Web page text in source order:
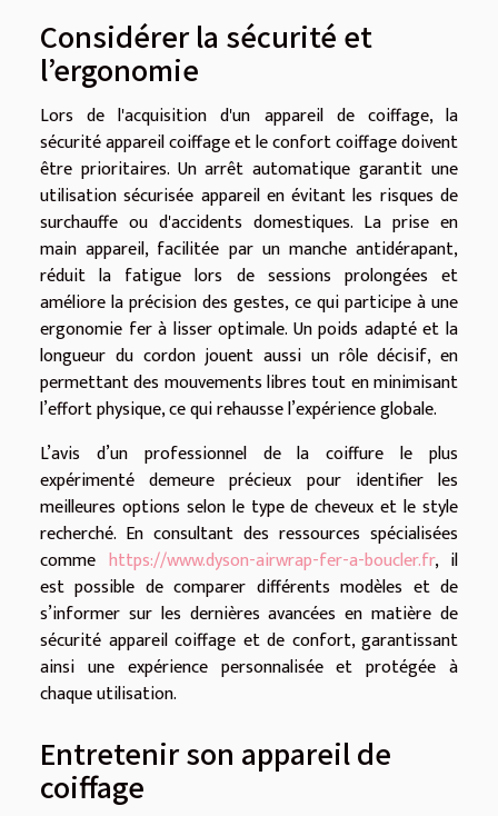
Considérer la sécurité et
l’ergonomie
Lors de l'acquisition d'un appareil de coiffage, la
sécurité appareil coiffage et le confort coiffage doivent
être prioritaires. Un arrêt automatique garantit une
utilisation sécurisée appareil en évitant les risques de
surchauffe ou d'accidents domestiques. La prise en
main appareil, facilitée par un manche antidérapant,
réduit la fatigue lors de sessions prolongées et
améliore la précision des gestes, ce qui participe à une
ergonomie fer à lisser optimale. Un poids adapté et la
longueur du cordon jouent aussi un rôle décisif, en
permettant des mouvements libres tout en minimisant
l’effort physique, ce qui rehausse l’expérience globale.
L’avis d’un professionnel de la coiffure le plus
expérimenté demeure précieux pour identifier les
meilleures options selon le type de cheveux et le style
recherché. En consultant des ressources spécialisées
comme https://www.dyson-airwrap-fer-a-boucler.fr, il
est possible de comparer différents modèles et de
s’informer sur les dernières avancées en matière de
sécurité appareil coiffage et de confort, garantissant
ainsi une expérience personnalisée et protégée à
chaque utilisation.
Entretenir son appareil de
coiffage